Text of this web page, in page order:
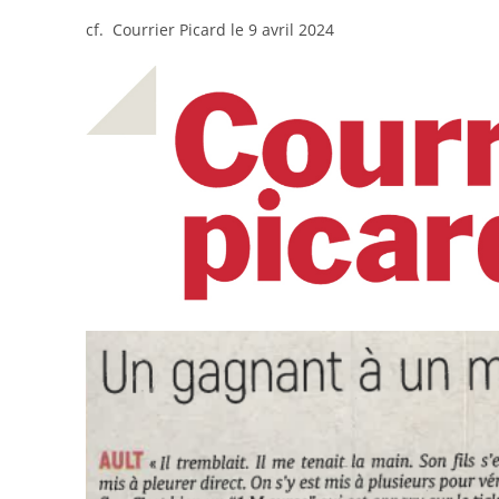
cf. Courrier Picard le 9 avril 2024